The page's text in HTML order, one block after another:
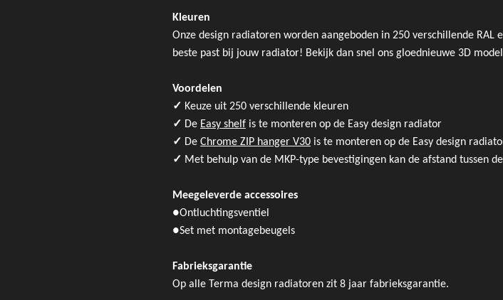
Kleuren
Onze design radiatoren worden aangeboden in 250 verschillende
beste past bij jouw radiator! Bekijk dan snel ons gloednieuwe 3D
Voordelen
✓ Keuze uit 250 verschillende kleuren
✓ De ​​Easy shelf is te monteren op de Easy design radiator
✓ De ​​ Chrome ZIP hanger V30 is te monteren op de Easy design
✓ Met behulp van de MKP-type bevestigingen kan de afstand tussen
Meegeleverde accessoires
●Ontluchtingsventiel
●Set met montagebeugels
Fabrieksgarantie
Op alle Terma design radiatoren zit 8 jaar fabrieksgarantie.